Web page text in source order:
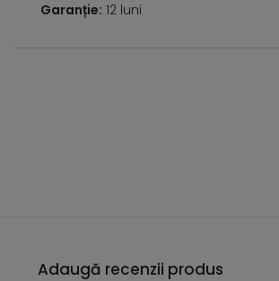
Garanție: 12 luni
Adaugă recenzii produs